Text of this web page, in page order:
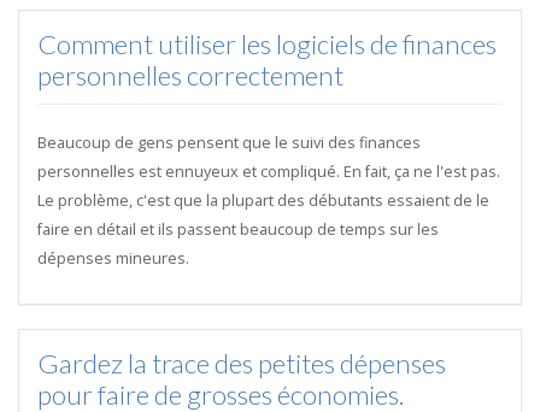
Comment utiliser les logiciels de finances
personnelles correctement
Beaucoup de gens pensent que le suivi des finances
personnelles est ennuyeux et compliqué. En fait, ça ne l'est pas.
Le problème, c'est que la plupart des débutants essaient de le
faire en détail et ils passent beaucoup de temps sur les
dépenses mineures.
Gardez la trace des petites dépenses
pour faire de grosses économies.